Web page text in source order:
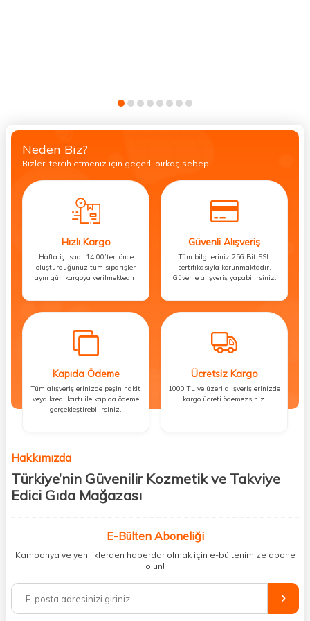
Neden Biz?
Bizleri tercih etmeniz için geçerli birkaç sebep.
Hızlı Kargo
Hafta içi saat 14:00’ten önce
oluşturduğunuz tüm siparişler
aynı gün kargoya verilmektedir.
Güvenli Alışveriş
Tüm bilgileriniz 256 Bit SSL
sertifikasıyla korunmaktadır.
Güvenle alışveriş yapabilirsiniz.
Kapıda Ödeme
Tüm alışverişlerinizde peşin nakit
veya kredi kartı ile kapıda ödeme
gerçekleştirebilirsiniz.
Ücretsiz Kargo
1000 TL ve üzeri alışverişlerinizde
kargo ücreti ödemezsiniz.
Hakkımızda
Türkiye’nin Güvenilir Kozmetik ve Takviye
Edici Gıda Mağazası
kişisel bakım hem de takviye edici gıda ürünlerini sizlerle
buluşturuyoruz. Artık mağaza mağaza dolaşmanıza gerek yok;
ihtiyacınız olan her şeyi tek bir çatı altında topluyor ve kapınıza kadar
%100 orijinal kozmetik ve sağlık ürünleriyle güzelliğinizi tamamlayabilir,
vücudunuzu desteklemek için güvenilir takviye edici gıdalara
E-Bülten Aboneliği
Kampanya ve yeniliklerden haberdar olmak için e-bültenimize abone
olun!